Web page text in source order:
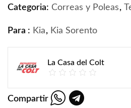
Categoria: Correas y Poleas,
Para : Kia, Kia Sorento
La Casa del Colt
Compartir